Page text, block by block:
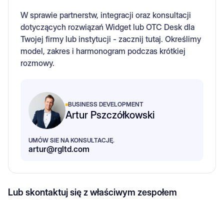
W sprawie partnerstw, integracji oraz konsultacji
dotyczących rozwiązań Widget lub OTC Desk dla
Twojej firmy lub instytucji - zacznij tutaj. Określimy
model, zakres i harmonogram podczas krótkiej
rozmowy.
BUSINESS DEVELOPMENT
Artur Pszczółkowski
UMÓW SIE NA KONSULTACJĘ.
artur@rgltd.com
Lub skontaktuj się z właściwym zespołem